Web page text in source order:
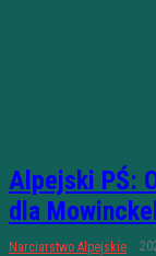
Alpejski PŚ:
dla
Narciarstwo Alpejskie